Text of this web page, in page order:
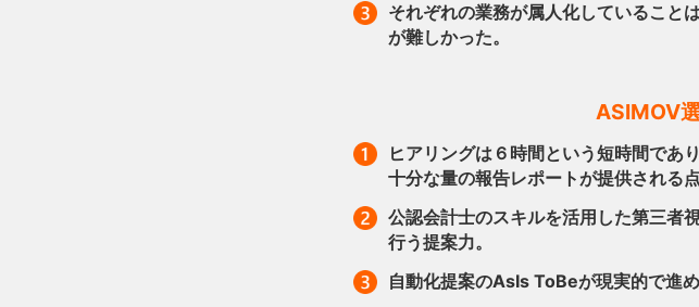
それぞれの業務が属人化していること
が難しかった。
ASIMOV
ヒアリングは６時間という短時間であ
十分な量の報告レポートが提供される点
公認会計士のスキルを活用した第三者
行う提案力。
自動化提案のAsIs ToBeが現実的で進